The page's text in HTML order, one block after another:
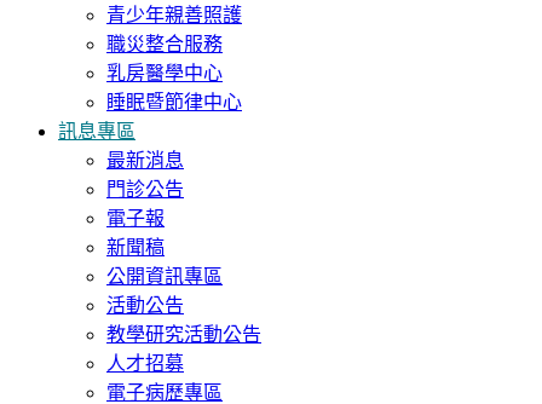
青少年親善照護
職災整合服務
乳房醫學中心
睡眠暨節律中心
訊息專區
最新消息
門診公告
電子報
新聞稿
公開資訊專區
活動公告
教學研究活動公告
人才招募
電子病歷專區